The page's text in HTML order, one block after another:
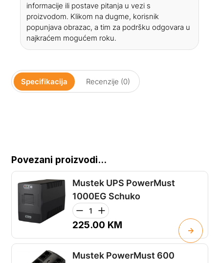
informacije ili postave pitanja u vezi s
proizvodom. Klikom na dugme, korisnik
popunjava obrazac, a tim za podršku odgovara u
najkraćem mogućem roku.
Specifikacija Recenzije (0)
Povezani proizvodi...
Mustek UPS PowerMust
1000EG Schuko
225.00 KM
Mustek PowerMust 600